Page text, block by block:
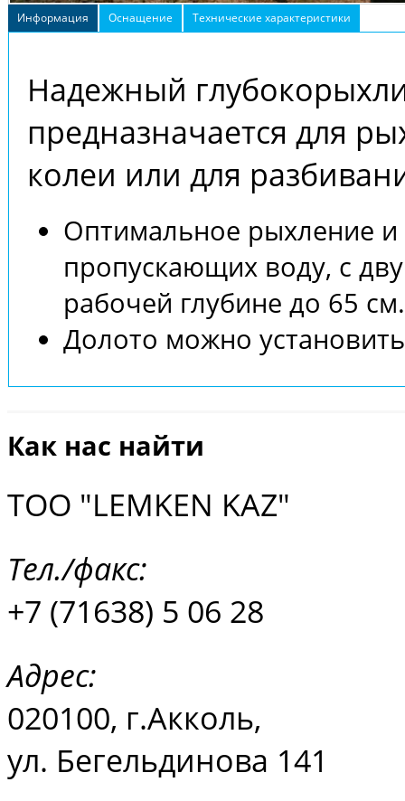
Информация Оснащение Технические характеристики
Надежный
предназначается для
колеи или для
Оптимальное рыхление
пропускающих воду, с
рабочей глубине до 65 см.
Долото можно
Как нас найти
ТОО "LEMKEN KAZ"
Тел./факс:
+7 (71638) 5 06 28
Aдрес:
020100, г.Акколь,
ул. Бегельдинова 141